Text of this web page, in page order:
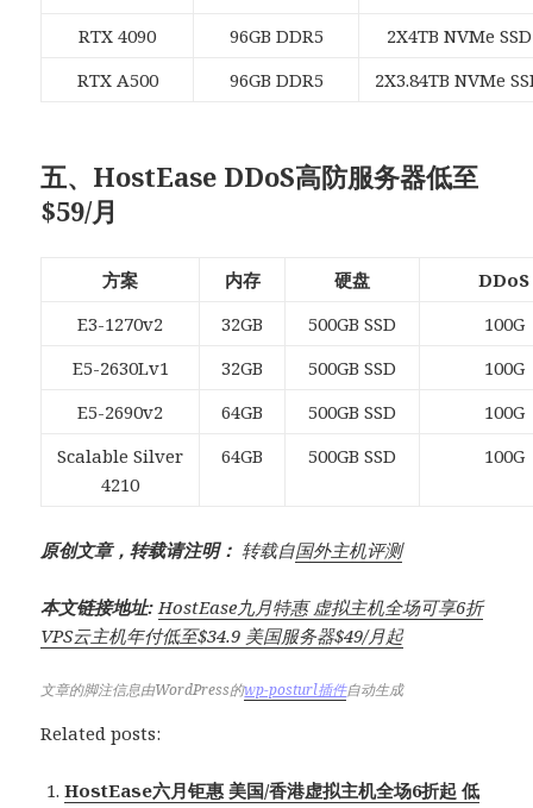
RTX 4090
96GB DDR5
2X4TB NVMe SSD
RTX A500
96GB DDR5 2X3.84TB NVMe
五、HostEase DDoS高防服务器低至
$59/月
方案 内存 硬盘
DDoS
E3-1270v2
32GB 500GB SSD
100G
E5-2630Lv1
32GB 500GB SSD
100G
E5-2690v2
64GB 500GB SSD
100G
Scalable Silver
4210
64GB 500GB SSD 100G
原创文章，转载请注明： 转载自国外主机评测
本文链接地址: HostEase九月特惠 虚拟主机全场可享6折
VPS云主机年付低至$34.9 美国服务器$49/月起
文章的脚注信息由WordPress的wp-posturl插件自动生成
Related posts:
HostEase六月钜惠 美国/香港虚拟主机全场6折起 低